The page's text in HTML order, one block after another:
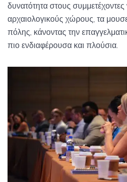
δυνατότητα στους
αρχαιολογικούς χώρους, τα
πόλης, κάνοντας την
πιο ενδιαφέρουσα και πλούσια.